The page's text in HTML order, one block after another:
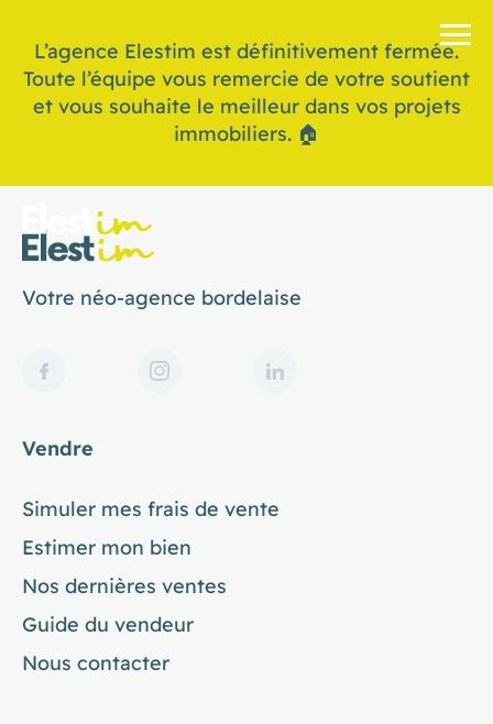
L’agence Elestim est définitivement fermée.
Toute l’équipe vous remercie de votre soutient
et vous souhaite le meilleur dans vos projets
immobiliers. 🏠
Votre néo-agence bordelaise
Vendre
Simuler mes frais de vente
Estimer mon bien
Nos dernières ventes
Guide du vendeur
Nous contacter